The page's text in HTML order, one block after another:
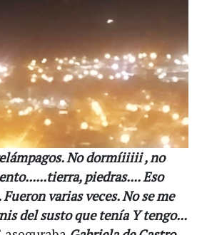
No dormíiiiii , no
piedras.... Eso
varias veces. No se me
del susto que tenía Y tengo...